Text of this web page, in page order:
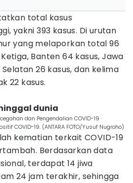
total kasus
yakni 393 kasus. Di urutan
yang melaporkan total 96
Banten 64 kasus, Jawa
Selatan 26 kasus, dan kelima
22 kasus.
dunia
dan Pengendalian COVID-19
COVID-19. (ANTARA FOTO/Yusuf Nugroho)
kematian terkait COVID-19
Berdasarkan data
terdapat 14 jiwa
24 jam terakhir, sehingga